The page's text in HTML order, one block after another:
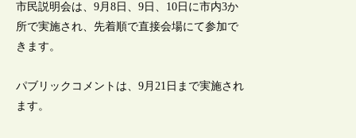
市民説明会は、9月8日、9日、10日に市内3か
所で実施され、先着順で直接会場にて参加で
きます。
パブリックコメントは、9月21日まで実施され
ます。